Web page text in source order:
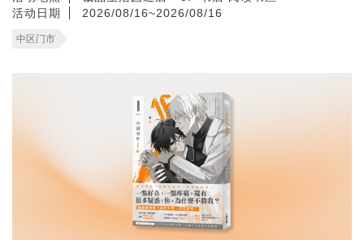
活动日期
2026/08/16~2026/08/16
中区门市